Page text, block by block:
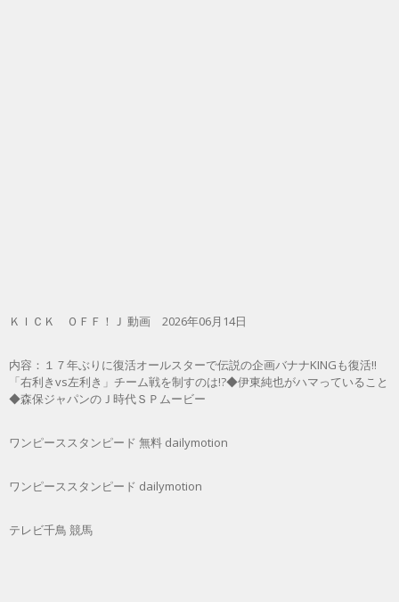
ＫＩＣＫ ＯＦＦ！Ｊ 動画 2026年06月14日
内容：１７年ぶりに復活オールスターで伝説の企画バナナKINGも復活!!
「右利きvs左利き」チーム戦を制すのは!?◆伊東純也がハマっていること
◆森保ジャパンのＪ時代ＳＰムービー
ワンピーススタンピード 無料 dailymotion
ワンピーススタンピード dailymotion
テレビ千鳥 競馬